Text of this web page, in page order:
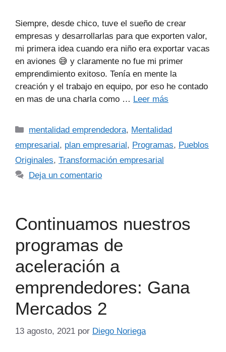
Siempre, desde chico, tuve el sueño de crear
empresas y desarrollarlas para que exporten valor,
mi primera idea cuando era niño era exportar vacas
en aviones 😅 y claramente no fue mi primer
emprendimiento exitoso. Tenía en mente la
creación y el trabajo en equipo, por eso he contado
en mas de una charla como … Leer más
mentalidad emprendedora, Mentalidad
empresarial, plan empresarial, Programas, Pueblos
Originales, Transformación empresarial
Deja un comentario
Continuamos nuestros
programas de
aceleración a
emprendedores: Gana
Mercados 2
13 agosto, 2021 por Diego Noriega